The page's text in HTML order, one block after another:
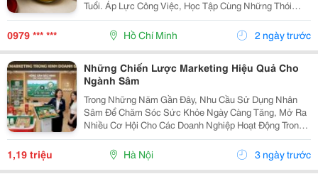
Tuổi. Áp Lực Công Việc, Học Tập Cùng Những Thói
Quen Sinh Hoạt Thiếu Khoa Học Là Nguyên Nhân Khiến
Nhiều Người Thường Xuyên Thức Khuya, Mệt Mỏi Sau
0979 *** *** Hồ Chí Minh 2 ngày trước
Những Chiến Lược Marketing Hiệu Quả Cho
Ngành Sâm
Trong Những Năm Gần Đây, Nhu Cầu Sử Dụng Nhân
Sâm Để Chăm Sóc Sức Khỏe Ngày Càng Tăng, Mở Ra
Nhiều Cơ Hội Cho Các Doanh Nghiệp Hoạt Động Trong
Lĩnh Vực Này. Tuy Nhiên, Để Tạo Dựng Chỗ Đứng Trên
Thị Trường Và Phát Triển Bền Vững, Chất Lượng Sản
Phẩm...
1,19 triệu Hà Nội 3 ngày trước